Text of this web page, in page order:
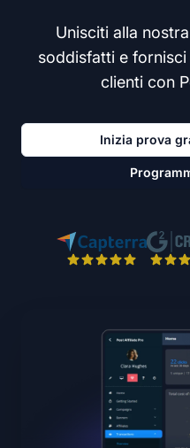
Unisciti alla
soddisfatti e
clienti con
Inizia prova